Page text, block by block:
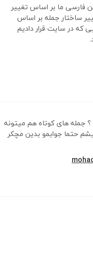
فارسی ما بر اساس تغییر
ساختار جمله بر اساس
که در سایت قرار دادیم
جمله های کوتاه هم میتونه